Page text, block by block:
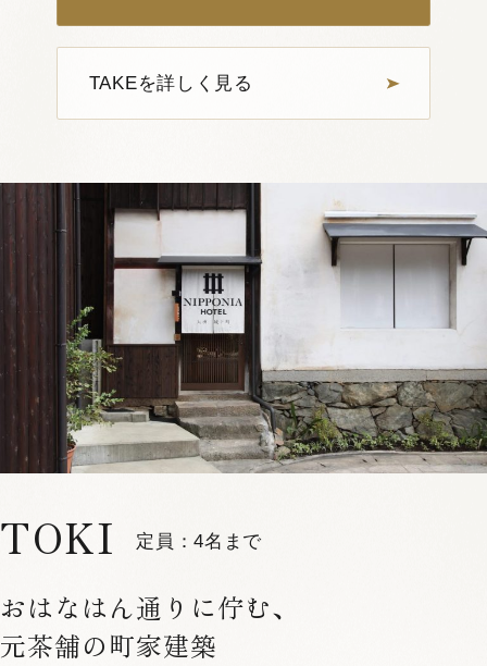
TAKEを詳しく見る
TOKI 定員：4名まで
おはなはん通りに佇む、
元茶舗の町家建築
1 4
OKI 206定員：2名まで
VMGグランド メゾネット 一人旅におすすめ
檜風呂
江戸
詳しく見る 空室確認・ご予約